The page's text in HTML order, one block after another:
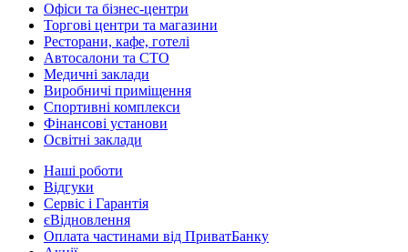
Офіси та бізнес-центри
Торгові центри та магазини
Ресторани, кафе, готелі
Автосалони та СТО
Медичні заклади
Виробничі приміщення
Спортивні комплекси
Фінансові установи
Освітні заклади
Наші роботи
Відгуки
Сервіс і Гарантія
єВідновлення
Оплата частинами від ПриватБанку